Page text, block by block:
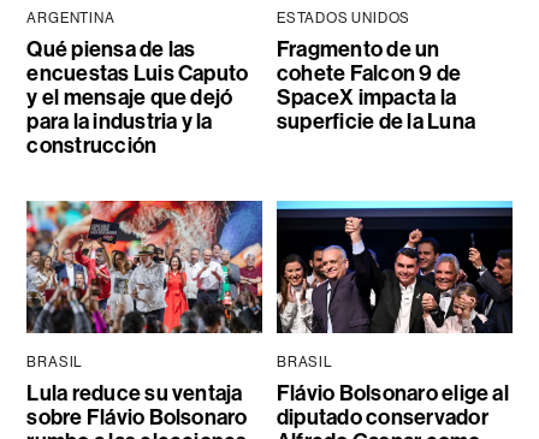
ARGENTINA
Qué piensa de las
encuestas Luis Caputo
y el mensaje que dejó
para la industria y la
construcción
ESTADOS UNIDOS
Fragmento de un
cohete Falcon 9 de
SpaceX impacta la
superficie de la Luna
BRASIL
Lula reduce su ventaja
sobre Flávio Bolsonaro
BRASIL
Flávio Bolsonaro elige al
diputado conservador